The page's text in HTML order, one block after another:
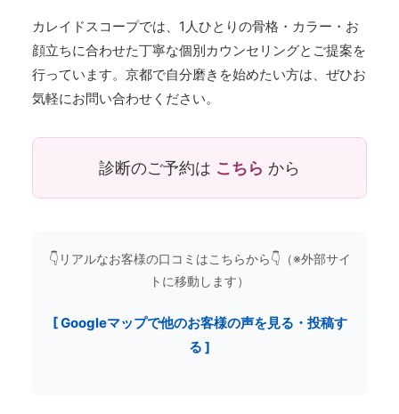
カレイドスコープでは、1人ひとりの骨格・カラー・お
顔立ちに合わせた丁寧な個別カウンセリングとご提案を
行っています。京都で自分磨きを始めたい方は、ぜひお
気軽にお問い合わせください。
診断のご予約は こちら から
👇リアルなお客様の口コミはこちらから👇（※外部サイ
トに移動します）
[ Googleマップで他のお客様の声を見る・投稿す
る ]